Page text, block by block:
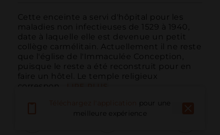
Cette enceinte a servi d'hôpital pour les
maladies non infectieuses de 1529 à 1940,
date à laquelle elle est devenue un petit
collège carmélitain. Actuellement il ne reste
que l'église de l'Immaculée Conception,
puisque le reste a été reconstruit pour en
faire un hôtel. Le temple religieux
correspon...
pour une
meilleure expérience